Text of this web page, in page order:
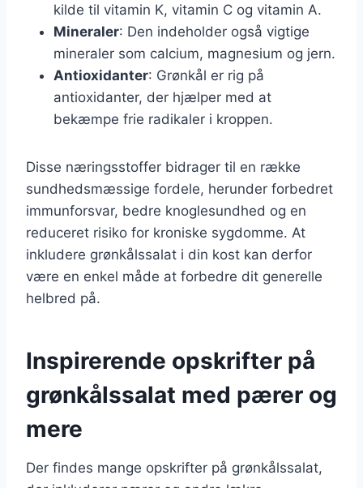
kilde til vitamin K, vitamin C og vitamin A.
Mineraler: Den indeholder også vigtige
mineraler som calcium, magnesium og jern.
Antioxidanter: Grønkål er rig på
antioxidanter, der hjælper med at
bekæmpe frie radikaler i kroppen.
Disse næringsstoffer bidrager til en række
sundhedsmæssige fordele, herunder forbedret
immunforsvar, bedre knoglesundhed og en
reduceret risiko for kroniske sygdomme. At
inkludere grønkålssalat i din kost kan derfor
være en enkel måde at forbedre dit generelle
helbred på.
Inspirerende opskrifter på
grønkålssalat med pærer og
mere
Der findes mange opskrifter på grønkålssalat,